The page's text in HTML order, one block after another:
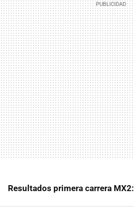
Resultados primera carrera MX2: